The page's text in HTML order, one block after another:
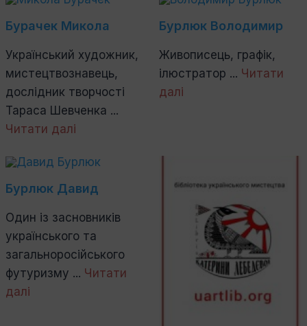
Бурачек Микола
Український художник,
мистецтвознавець,
дослідник творчості
Тараса Шевченка ...
Читати далі
Бурлюк Володимир
Живописець, графік,
ілюстратор ... Читати
далі
Бурлюк Давид
Один із засновників
українського та
загальноросійського
футуризму ... Читати
далі